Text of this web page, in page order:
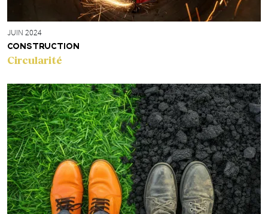
JUIN 2024
CONSTRUCTION
Circularité